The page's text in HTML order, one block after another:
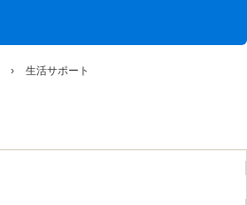
› 生活サポート